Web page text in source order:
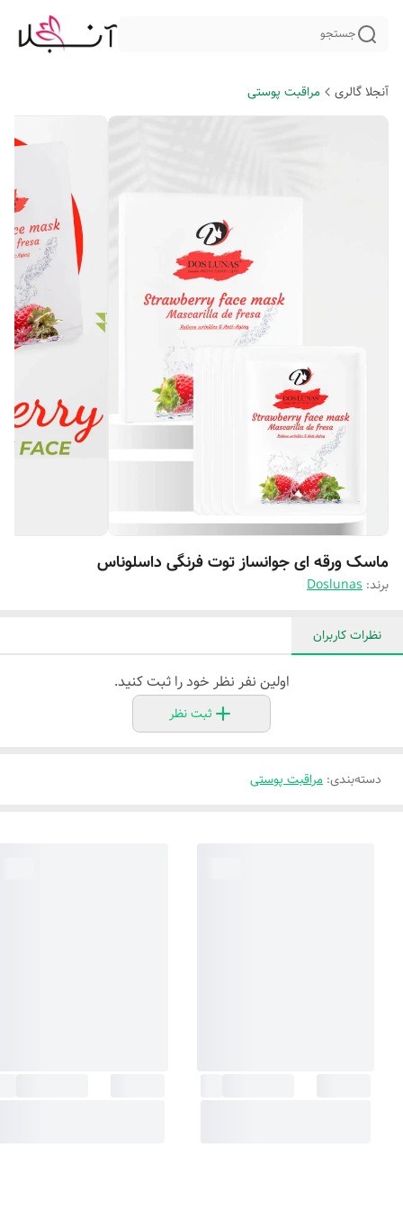
جستجو
آنجلا گالری مراقبت پوستی
ماسک ورقه ای جوانساز توت فرنگی داسلوناس
برند: Doslunas
نظرات کاربران
اولین نفر نظر خود را ثبت کنید.
ثبت نظر
دسته‌بندی: مراقبت پوستی